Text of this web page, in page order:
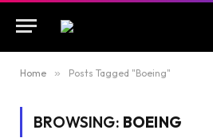
Home » Posts Tagged "Boeing"
BROWSING: BOEING